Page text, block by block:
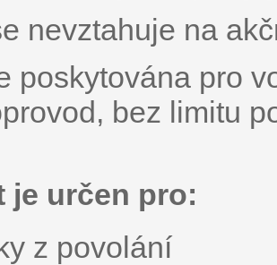
nevztahuje na
poskytována pro
bez limitu
je určen pro:
z povolání